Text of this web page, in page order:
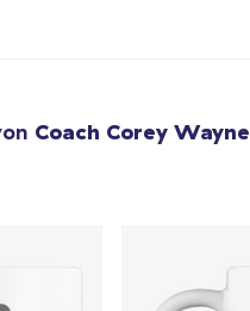
Coach Corey Wayne